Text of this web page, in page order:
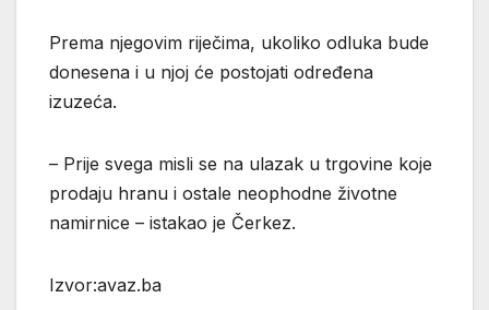
Prema njegovim riječima, ukoliko odluka bude
donesena i u njoj će postojati određena
izuzeća.
– Prije svega misli se na ulazak u trgovine koje
prodaju hranu i ostale neophodne životne
namirnice – istakao je Čerkez.
Izvor:avaz.ba